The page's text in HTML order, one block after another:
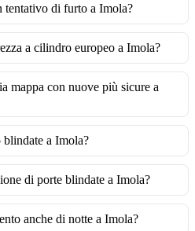
tentativo di furto a Imola?
a cilindro europeo a Imola?
mappa con nuove più sicure a
a Imola?
di porte blindate a Imola?
anche di notte a Imola?